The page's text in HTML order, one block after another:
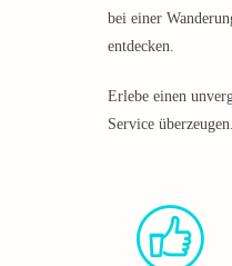
bei einer
entdecken.
Erlebe einen
Service überzeugen.